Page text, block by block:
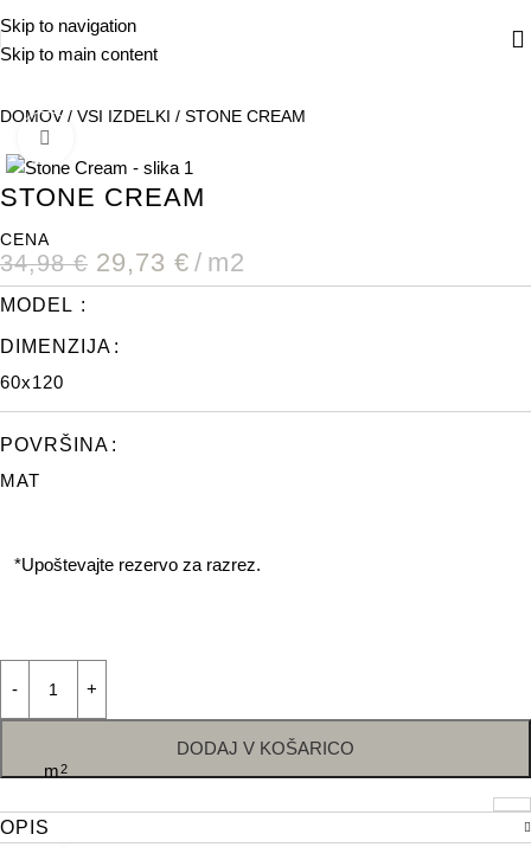
Skip to navigation
Skip to main content
DOMOV/ VSI IZDELKI / STONE CREAM
STONE CREAM
CENA
34,98€ 29,73 € m2
MODEL
DIMENZIJA
60x120
POVRŠINA
MAT
*Upoštevajte rezervo za razrez.
DODAJ V KOŠARICO
m2
OPIS